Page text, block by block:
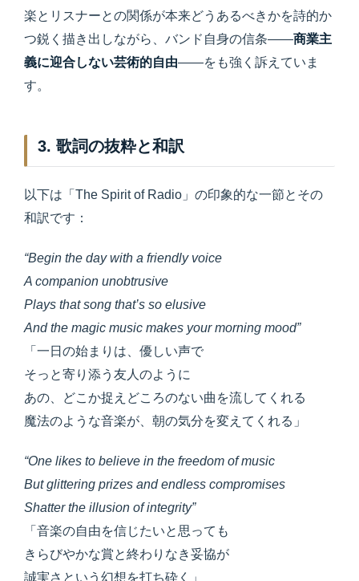
楽とリスナーとの関係が本来どうあるべきかを詩的か
つ鋭く描き出しながら、バンド自身の信条――商業主
義に迎合しない芸術的自由――をも強く訴えていま
す。
3. 歌詞の抜粋と和訳
以下は「The Spirit of Radio」の印象的な一節とその
和訳です：
“Begin the day with a friendly voice
A companion unobtrusive
Plays that song that’s so elusive
And the magic music makes your morning mood”
「一日の始まりは、優しい声で
そっと寄り添う友人のように
あの、どこか捉えどころのない曲を流してくれる
魔法のような音楽が、朝の気分を変えてくれる」
“One likes to believe in the freedom of music
But glittering prizes and endless compromises
Shatter the illusion of integrity”
「音楽の自由を信じたいと思っても
きらびやかな賞と終わりなき妥協が
誠実さという幻想を打ち砕く」